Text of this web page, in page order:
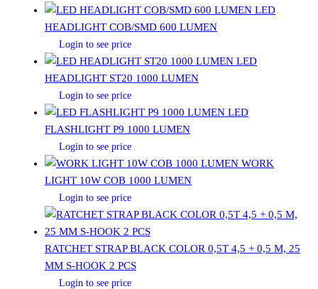
LED
HEADLIGHT COB/SMD 600 LUMEN
Login to see price
LED
HEADLIGHT ST20 1000 LUMEN
Login to see price
LED
FLASHLIGHT P9 1000 LUMEN
Login to see price
WORK
LIGHT 10W COB 1000 LUMEN
Login to see price
RATCHET STRAP BLACK COLOR 0,5T 4,5 + 0,5 M, 25
MM S-HOOK 2 PCS
Login to see price